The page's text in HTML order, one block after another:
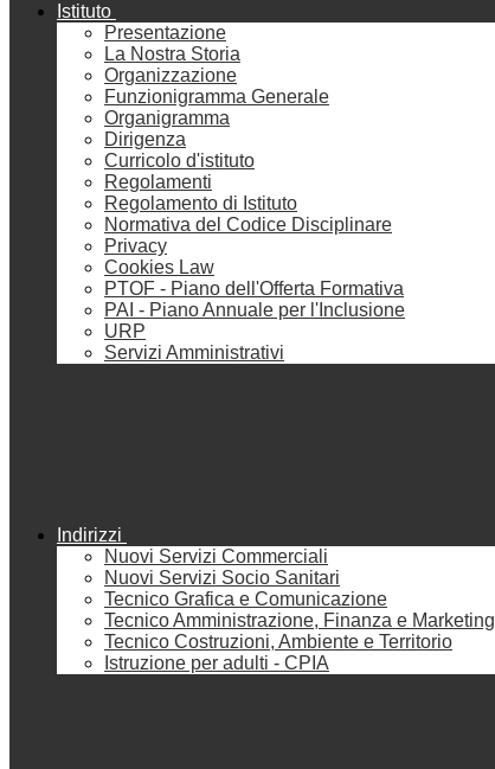
Istituto
Presentazione
La Nostra Storia
Organizzazione
Funzionigramma Generale
Organigramma
Dirigenza
Curricolo d'istituto
Regolamenti
Regolamento di Istituto
Normativa del Codice Disciplinare
Privacy
Cookies Law
PTOF - Piano dell'Offerta Formativa
PAI - Piano Annuale per l'Inclusione
URP
Servizi Amministrativi
Indirizzi
Nuovi Servizi Commerciali
Nuovi Servizi Socio Sanitari
Tecnico Grafica e Comunicazione
Tecnico Amministrazione, Finanza e Marketing
Tecnico Costruzioni, Ambiente e Territorio
Istruzione per adulti - CPIA